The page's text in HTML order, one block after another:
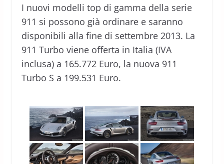
I nuovi modelli top di gamma della serie
911 si possono già ordinare e saranno
disponibili alla fine di settembre 2013. La
911 Turbo viene offerta in Italia (IVA
inclusa) a 165.772 Euro, la nuova 911
Turbo S a 199.531 Euro.